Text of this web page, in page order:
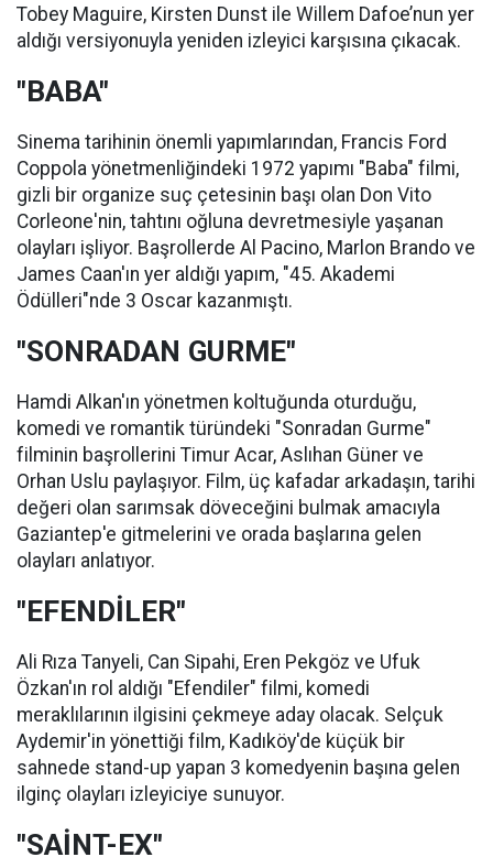
Tobey Maguire, Kirsten Dunst ile Willem Dafoe’nun yer
aldığı versiyonuyla yeniden izleyici karşısına çıkacak.
"BABA"
Sinema tarihinin önemli yapımlarından, Francis Ford
Coppola yönetmenliğindeki 1972 yapımı "Baba" filmi,
gizli bir organize suç çetesinin başı olan Don Vito
Corleone'nin, tahtını oğluna devretmesiyle yaşanan
olayları işliyor. Başrollerde Al Pacino, Marlon Brando ve
James Caan'ın yer aldığı yapım, "45. Akademi
Ödülleri"nde 3 Oscar kazanmıştı.
"SONRADAN GURME"
Hamdi Alkan'ın yönetmen koltuğunda oturduğu,
komedi ve romantik türündeki "Sonradan Gurme"
filminin başrollerini Timur Acar, Aslıhan Güner ve
Orhan Uslu paylaşıyor. Film, üç kafadar arkadaşın, tarihi
değeri olan sarımsak döveceğini bulmak amacıyla
Gaziantep'e gitmelerini ve orada başlarına gelen
olayları anlatıyor.
"EFENDİLER"
Ali Rıza Tanyeli, Can Sipahi, Eren Pekgöz ve Ufuk
Özkan'ın rol aldığı "Efendiler" filmi, komedi
meraklılarının ilgisini çekmeye aday olacak. Selçuk
Aydemir'in yönettiği film, Kadıköy'de küçük bir
sahnede stand-up yapan 3 komedyenin başına gelen
ilginç olayları izleyiciye sunuyor.
"SAİNT-EX"